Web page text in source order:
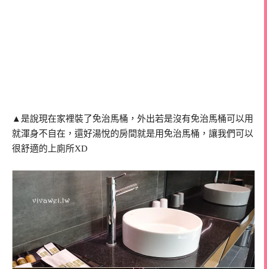
▲是說現在家裡裝了免治馬桶，外出若是沒有免治馬桶可以用
就渾身不自在，還好湯悅的房間就是用免治馬桶，讓我們可以
很舒適的上廁所XD